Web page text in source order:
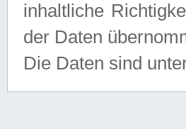
inhaltliche
der Daten
Die Daten sind